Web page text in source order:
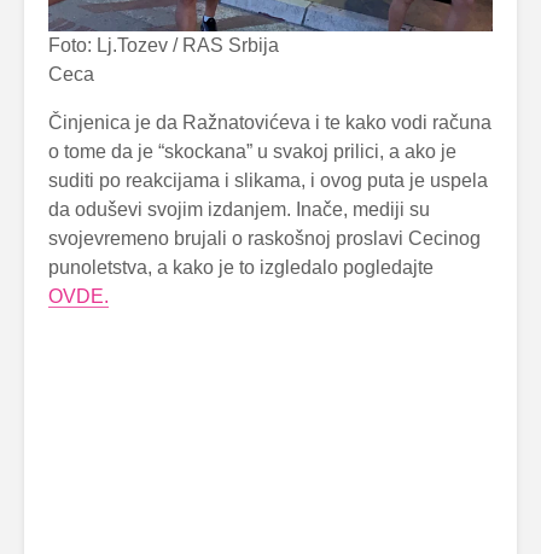
Foto: Lj.Tozev / RAS Srbija
Ceca
Činjenica je da Ražnatovićeva i te kako vodi računa
o tome da je “skockana” u svakoj prilici, a ako je
suditi po reakcijama i slikama, i ovog puta je uspela
da oduševi svojim izdanjem. Inače, mediji su
svojevremeno brujali o raskošnoj proslavi Cecinog
punoletstva, a kako je to izgledalo pogledajte
OVDE.